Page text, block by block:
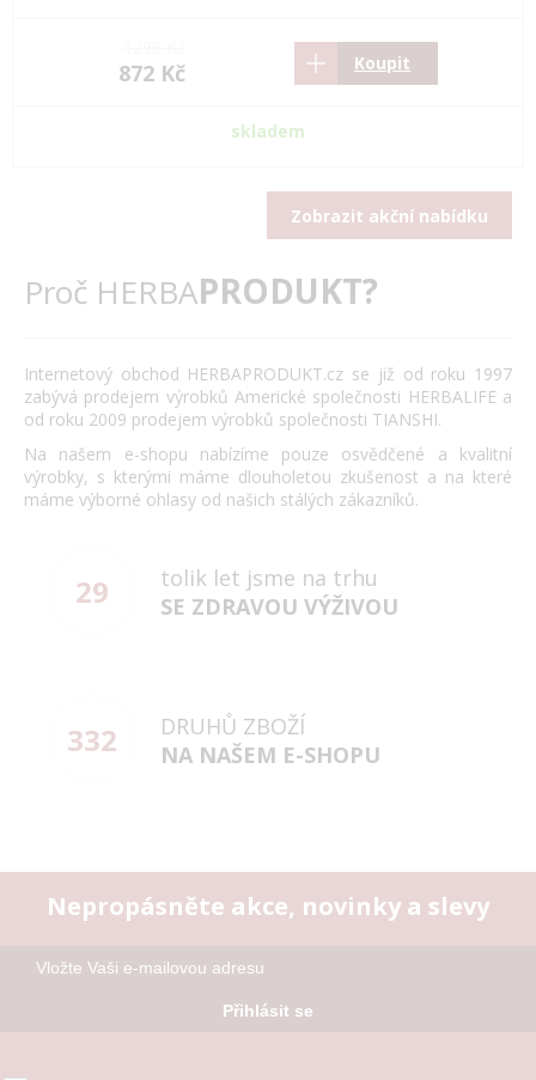
872 Kč Koupit
skladem
Zobrazit akční nabídku
Proč HERBAPRODUKT?
Internetový obchod HERBAPRODUKT.cz se již od roku 1997
zabývá prodejem výrobků Americké společnosti HERBALIFE a
od roku 2009 prodejem výrobků společnosti TIANSHI.
Na našem e-shopu nabízíme pouze osvědčené a kvalitní
výrobky, s kterými máme dlouholetou zkušenost a na které
máme výborné ohlasy od našich stálých zákazníků.
29
tolik let jsme na trhu
SE ZDRAVOU VÝŽIVOU
332
DRUHŮ ZBOŽÍ
NA NAŠEM E-SHOPU
Nepropásněte akce, novinky a slevy
Přihlásit se